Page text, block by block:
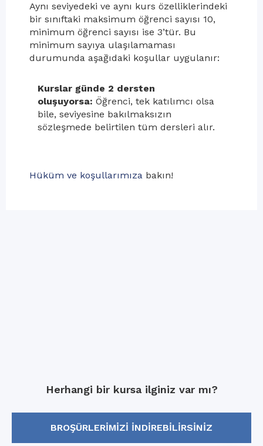
Aynı seviyedeki ve aynı kurs özelliklerindeki
bir sınıftaki maksimum öğrenci sayısı 10,
minimum öğrenci sayısı ise 3’tür. Bu
minimum sayıya ulaşılamaması
durumunda aşağıdaki koşullar uygulanır:
Kurslar günde 2 dersten
oluşuyorsa: Öğrenci, tek katılımcı olsa
bile, seviyesine bakılmaksızın
sözleşmede belirtilen tüm dersleri alır.
Hüküm ve koşullarımıza bakın!
Herhangi bir kursa ilginiz var mı?
BROŞÜRLERIMIZI INDIREBILIRSINIZ